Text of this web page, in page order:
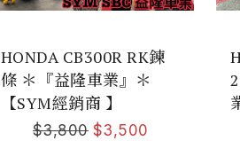
HONDA CB300R RK鍊
條 ＊『益隆車業』＊
【SYM經銷商 】
$3,800 $3,500